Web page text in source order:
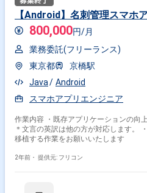
【Android】名刺管理スマホ
800,000円/月
業務委託(フリーランス)
東京都
京橋駅
Java
Android
スマホアプリエンジニア
作業内容 ・既存アプリケーションの向
＊文言の英訳は他の方が対応します。 ・他のLinux版からソースコードを
移植する作業をお願いいたします
2年前・ 提供元: フリコン